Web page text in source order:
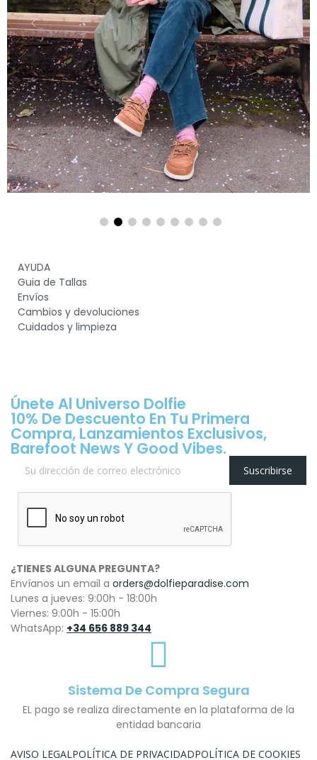
AYUDA
Guia de Tallas
Envíos
Cambios y devoluciones
Cuidados y limpieza
Únete Al Universo Dolfie
10% De Descuento En Tu Primera
Compra, Lanzamientos Exclusivos,
Barefoot News Y Good Vibes.
Suscribirse
¿TIENES ALGUNA PREGUNTA?
Envíanos un email a orders@dolfieparadise.com
Lunes a jueves: 9:00h - 18:00h
Viernes: 9:00h - 15:00h
WhatsApp: +34 656 889 344
Sistema De Compra Segura
EL pago se realiza directamente en la plataforma de la
entidad bancaria
AVISO LEGALPOLÍTICA DE PRIVACIDADPOLÍTICA DE COOKIES